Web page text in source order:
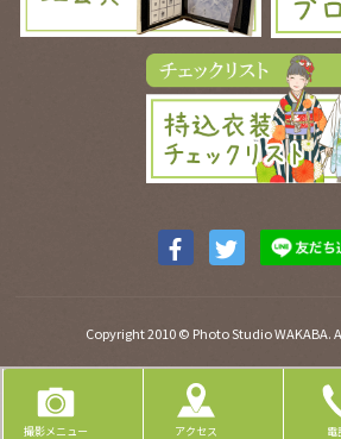
Facebook
ウ
ン
ト
Twitter
ウ
ン
Copyright 2010 © Photo Studio WAKABA.
撮影メニュー アクセス 電